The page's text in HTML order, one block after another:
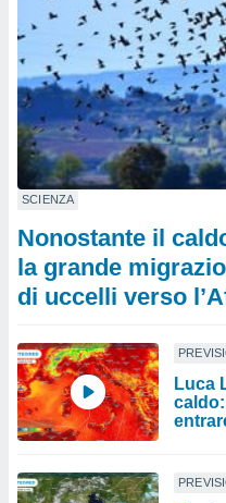
SCIENZA
Nonostante il
la grande
di uccelli verso
Luca